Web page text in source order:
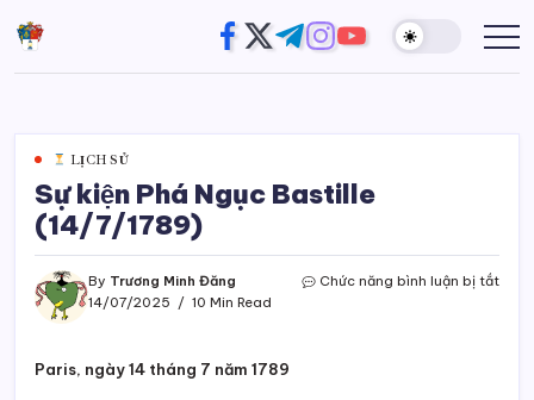
to
content
https://www.facebook.com/
https://twitter.com/
https://t.me/
https://
https://
Đường
Chân
Website
Trương
LỊCH SỬ
Sự kiện Phá Ngục Bastille
(14/7/1789)
By Trương Minh Đăng
14/07/2025
10 Min Read
Chức năng bình luận bị tắtở
Paris, ngày 14 tháng 7 năm 1789